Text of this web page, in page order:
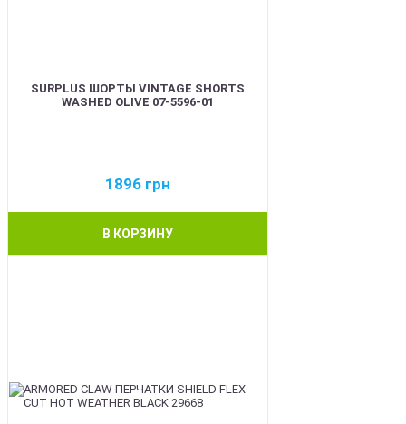
SURPLUS ШОРТЫ VINTAGE SHORTS
WASHED OLIVE 07-5596-01
1896 грн
В КОРЗИНУ